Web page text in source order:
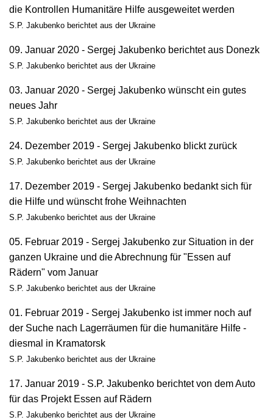
die Kontrollen Humanitäre Hilfe ausgeweitet werden
S.P. Jakubenko berichtet aus der Ukraine
09. Januar 2020 - Sergej Jakubenko berichtet aus Donezk
S.P. Jakubenko berichtet aus der Ukraine
03. Januar 2020 - Sergej Jakubenko wünscht ein gutes
neues Jahr
S.P. Jakubenko berichtet aus der Ukraine
24. Dezember 2019 - Sergej Jakubenko blickt zurück
S.P. Jakubenko berichtet aus der Ukraine
17. Dezember 2019 - Sergej Jakubenko bedankt sich für
die Hilfe und wünscht frohe Weihnachten
S.P. Jakubenko berichtet aus der Ukraine
05. Februar 2019 - Sergej Jakubenko zur Situation in der
ganzen Ukraine und die Abrechnung für "Essen auf
Rädern" vom Januar
S.P. Jakubenko berichtet aus der Ukraine
01. Februar 2019 - Sergej Jakubenko ist immer noch auf
der Suche nach Lagerräumen für die humanitäre Hilfe -
diesmal in Kramatorsk
S.P. Jakubenko berichtet aus der Ukraine
17. Januar 2019 - S.P. Jakubenko berichtet von dem Auto
für das Projekt Essen auf Rädern
S.P. Jakubenko berichtet aus der Ukraine